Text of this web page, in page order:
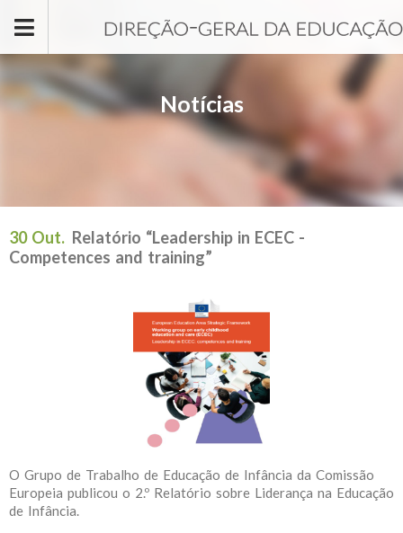
Notícias
30 Out. Relatório “Leadership in ECEC -
Competences and training”
O Grupo de Trabalho de Educação de Infância da Comissão
Europeia publicou o 2.º Relatório sobre Liderança na Educação
de Infância.